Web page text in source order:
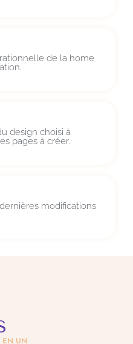
de la home
design choisi à
pages à créer.
modifications
EN UN​